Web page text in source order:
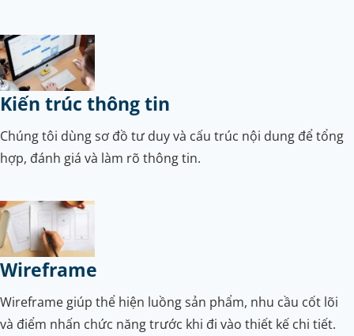
Kiến trúc thông tin
Chúng tôi dùng sơ đồ tư duy và cấu trúc nội dung để tổng
hợp, đánh giá và làm rõ thông tin.
Wireframe
Wireframe giúp thể hiện luồng sản phẩm, nhu cầu cốt lõi
và điểm nhấn chức năng trước khi đi vào thiết kế chi tiết.